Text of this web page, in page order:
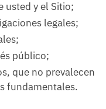
usted y el Sitio;
legales;
público;
que no prevalecen
fundamentales.